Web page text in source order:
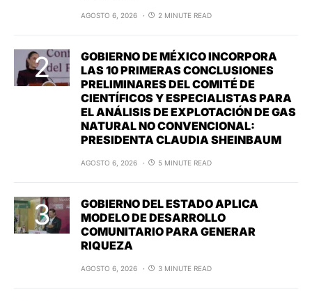
AGOSTO 6, 2026 2 MINUTE READ
GOBIERNO DE MÉXICO INCORPORA
LAS 10 PRIMERAS CONCLUSIONES
PRELIMINARES DEL COMITÉ DE
CIENTÍFICOS Y ESPECIALISTAS PARA
EL ANÁLISIS DE EXPLOTACIÓN DE GAS
NATURAL NO CONVENCIONAL:
PRESIDENTA CLAUDIA SHEINBAUM
AGOSTO 6, 2026 5 MINUTE READ
GOBIERNO DEL ESTADO APLICA
MODELO DE DESARROLLO
COMUNITARIO PARA GENERAR
RIQUEZA
AGOSTO 6, 2026 3 MINUTE READ